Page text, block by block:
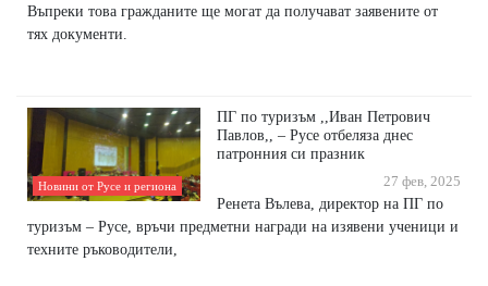
Въпреки това гражданите ще могат да получават заявените от
тях документи.
Новини от Русе и региона
ПГ по туризъм ,,Иван Петрович
Павлов,, – Русе отбеляза днес
патронния си празник
27 фев, 2025
Ренета Вълева, директор на ПГ по
туризъм – Русе, връчи предметни награди на изявени ученици и
техните ръководители,